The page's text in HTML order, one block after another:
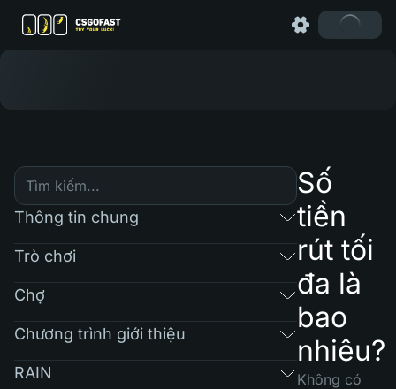
Thông tin chung
Trò chơi
Chợ
Chương trình giới thiệu
RAIN
Số
tiền
rút tối
đa là
bao
nhiêu?
Không có